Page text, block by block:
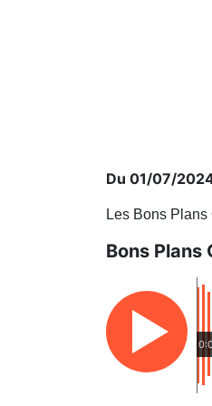
Du 01/07/
Les Bons
Bons Plans